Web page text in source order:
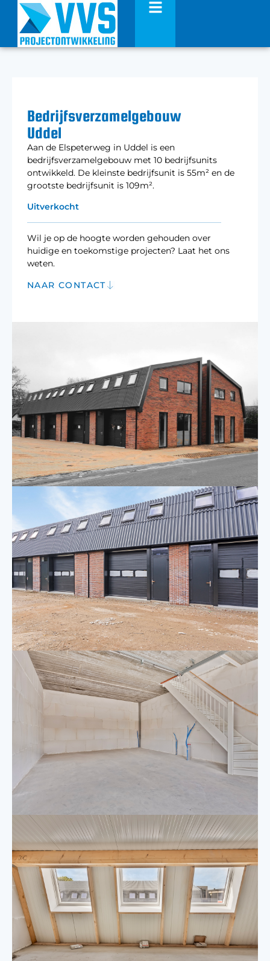
Bedrijfsverzamelgebouw
Uddel
Aan de Elspeterweg in Uddel is een
bedrijfsverzamelgebouw met 10 bedrijfsunits
ontwikkeld. De kleinste bedrijfsunit is 55m² en de
grootste bedrijfsunit is 109m².
Uitverkocht
Wil je op de hoogte worden gehouden over
huidige en toekomstige projecten? Laat het ons
weten.
NAAR CONTACT